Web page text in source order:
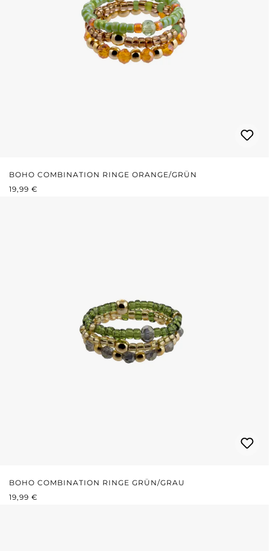
BOHO COMBINATION RINGE ORANGE/GRÜN
REGULÄRER PREIS:
19,99 €
BOHO COMBINATION RINGE GRÜN/GRAU
REGULÄRER PREIS:
19,99 €